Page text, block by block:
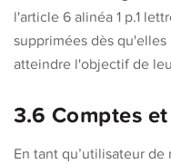
l'article 6 alinéa 1 p.1
supprimées dès
atteindre l'objectif de
3.6 Comptes
En tant qu’utilisateur